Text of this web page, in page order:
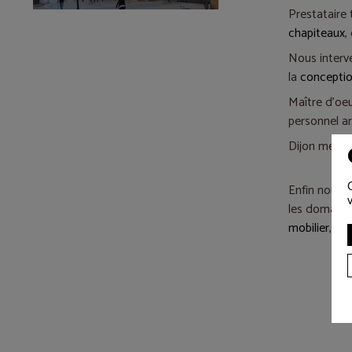
Prestataire
chapiteaux,
Nous
la
Maître
personnel
Dijon met
Enfin nous
les
mobilier,